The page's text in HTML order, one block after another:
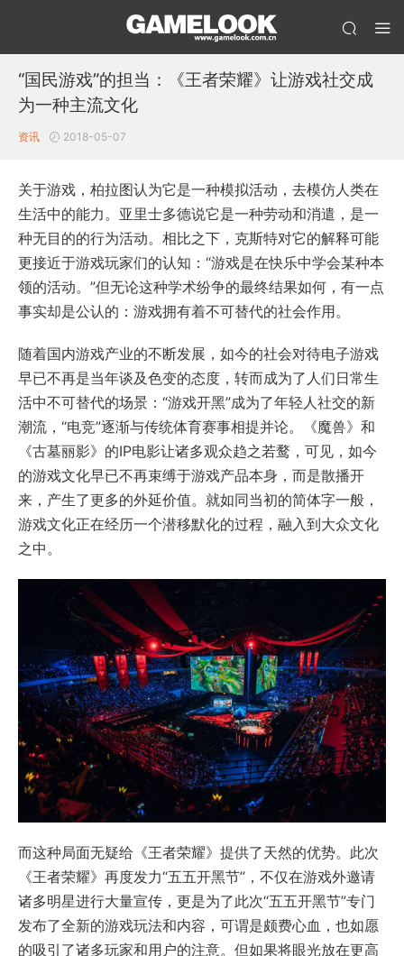
“国民游戏”的担当：《王者荣耀》让游戏社交成
为一种主流文化
资讯 2018-05-07
关于游戏，柏拉图认为它是一种模拟活动，去模仿人类在
生活中的能力。亚里士多德说它是一种劳动和消遣，是一
种无目的的行为活动。相比之下，克斯特对它的解释可能
更接近于游戏玩家们的认知：“游戏是在快乐中学会某种本
领的活动。”但无论这种学术纷争的最终结果如何，有一点
事实却是公认的：游戏拥有着不可替代的社会作用。
随着国内游戏产业的不断发展，如今的社会对待电子游戏
早已不再是当年谈及色变的态度，转而成为了人们日常生
活中不可替代的场景：“游戏开黑”成为了年轻人社交的新
潮流，“电竞”逐渐与传统体育赛事相提并论。《魔兽》和
《古墓丽影》的IP电影让诸多观众趋之若鹜，可见，如今
的游戏文化早已不再束缚于游戏产品本身，而是散播开
来，产生了更多的外延价值。就如同当初的简体字一般，
游戏文化正在经历一个潜移默化的过程，融入到大众文化
之中。
而这种局面无疑给《王者荣耀》提供了天然的优势。此次
《王者荣耀》再度发力“五五开黑节”，不仅在游戏外邀请
诸多明星进行大量宣传，更是为了此次“五五开黑节”专门
发布了全新的游戏玩法和内容，可谓是颇费心血，也如愿
的吸引了诸多玩家和用户的注意。但如果将眼光放在更高